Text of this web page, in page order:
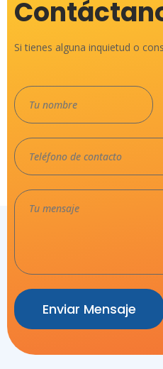
Si tienes alguna inquietud o
Enviar Mensaje